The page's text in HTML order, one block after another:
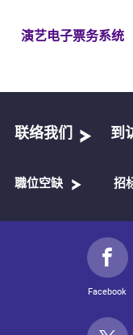
演艺电子票务系统
联络我们 到
職位空缺 招
Facebook